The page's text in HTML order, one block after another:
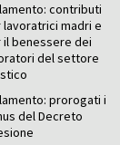
contributi
lavoratrici madri e
il benessere dei
del settore
prorogati i
del Decreto